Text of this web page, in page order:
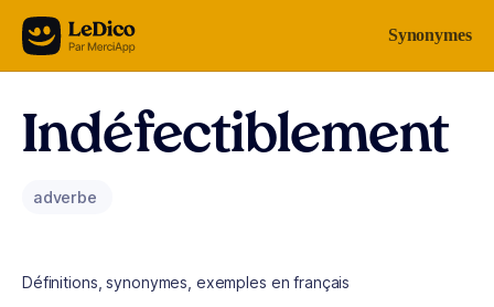
Aller au contenu Synonymes
Indéfectiblement
adverbe
Définitions, synonymes, exemples en français